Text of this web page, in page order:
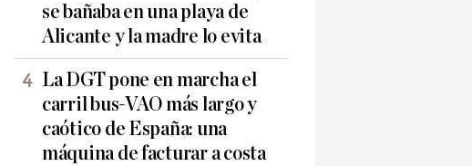
se bañaba en una playa de
Alicante y la madre lo evita
La DGT pone en marcha el
carril bus-VAO más largo y
caótico de España: una
máquina de facturar a costa